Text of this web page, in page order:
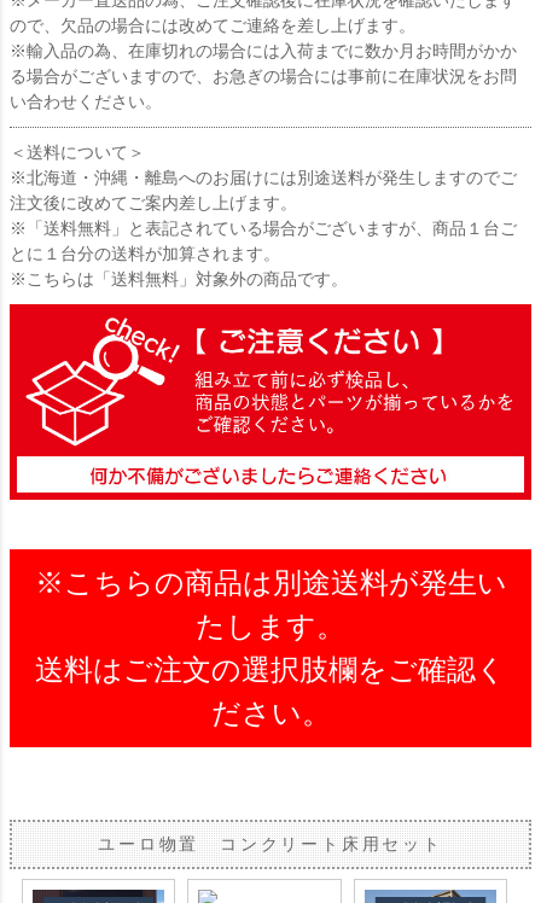
ので、欠品の場合には改めてご連絡を差し上げます。
※輸入品の為、在庫切れの場合には入荷までに数か月お時間がかか
る場合がございますので、お急ぎの場合には事前に在庫状況をお問
い合わせください。
＜送料について＞
※北海道・沖縄・離島へのお届けには別途送料が発生しますのでご
注文後に改めてご案内差し上げます。
※「送料無料」と表記されている場合がございますが、商品１台ご
とに１台分の送料が加算されます。
※こちらは「送料無料」対象外の商品です。
※こちらの商品は別途送料が発生い
たします。
送料はご注文の選択肢欄をご確認く
ださい。
ユーロ物置 コンクリート床用セット